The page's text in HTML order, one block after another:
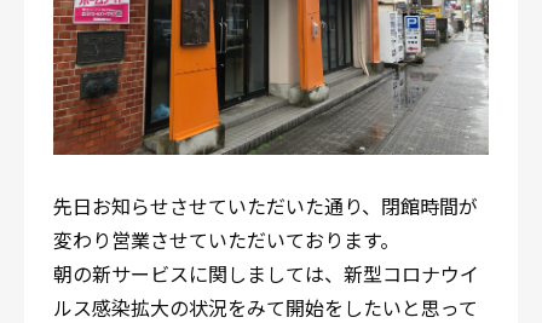
先日お知らせさせていただいた通り、閉館時間が
変わり営業させていただいております。
朝の新サービスに関しましては、新型コロナウイ
ルス感染拡大の状況をみて開始をしたいと思って